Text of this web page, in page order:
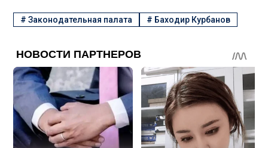
#Законодательная палата # Баходир Курбанов